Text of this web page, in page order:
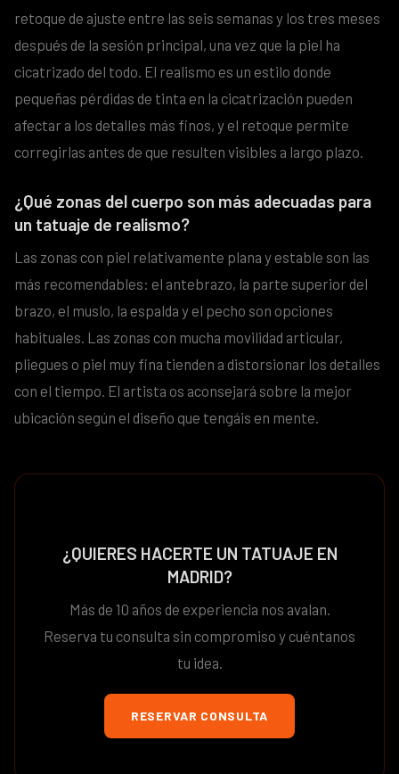
retoque de ajuste entre las seis semanas y los tres meses
después de la sesión principal, una vez que la piel ha
cicatrizado del todo. El realismo es un estilo donde
pequeñas pérdidas de tinta en la cicatrización pueden
afectar a los detalles más finos, y el retoque permite
corregirlas antes de que resulten visibles a largo plazo.
¿Qué zonas del cuerpo son más adecuadas para
un tatuaje de realismo?
Las zonas con piel relativamente plana y estable son las
más recomendables: el antebrazo, la parte superior del
brazo, el muslo, la espalda y el pecho son opciones
habituales. Las zonas con mucha movilidad articular,
pliegues o piel muy fina tienden a distorsionar los detalles
con el tiempo. El artista os aconsejará sobre la mejor
ubicación según el diseño que tengáis en mente.
¿QUIERES HACERTE UN TATUAJE EN
MADRID?
Más de 10 años de experiencia nos avalan.
Reserva tu consulta sin compromiso y cuéntanos
tu idea.
RESERVAR CONSULTA